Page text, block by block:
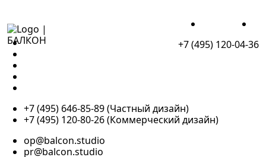
ДЛЯ ЖИЗНИ
+7 (495) 120-04-36
ПОРТФОЛИО
+7 (495) 646-85-89 (Частный дизайн)
+7 (495) 120-80-26 (Коммерческий дизайн)
op@balcon.studio
pr@balcon.studio